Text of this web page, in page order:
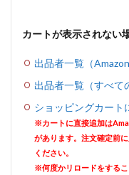
カートが表示されない
出品者一覧（
出品者一覧（すべて
ショッピングカート
※カートに直接追加は
があります。注文確定前
ください。
※何度かリロードをするこ